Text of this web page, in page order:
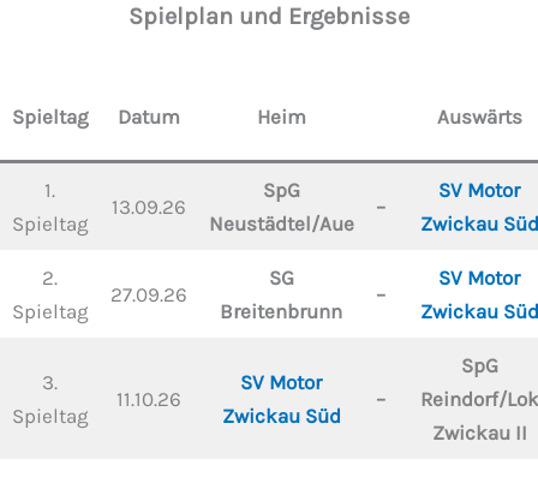
Spielplan und Ergebnisse
Spieltag Datum Heim Auswärts
1.
Spieltag
13.09.26
SpG
Neustädtel/Aue
–
SV Motor
Zwickau Süd
2.
Spieltag
27.09.26
SG
Breitenbrunn
–
SV Motor
Zwickau Süd
3.
Spieltag
11.10.26
SV Motor
Zwickau Süd
–
SpG
Reindorf/Lok
Zwickau II